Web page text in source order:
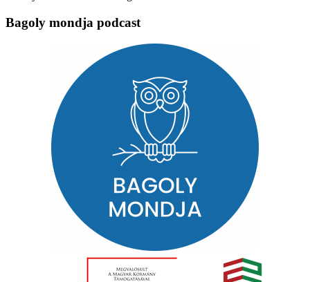
Bagoly mondja podcast